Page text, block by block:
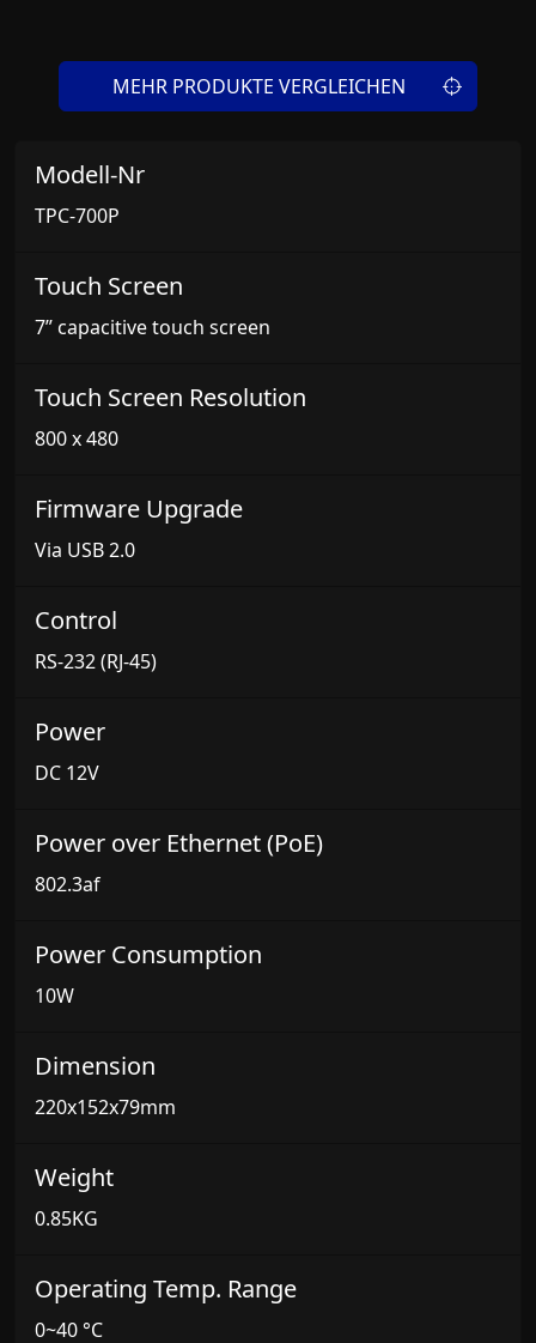
MEHR PRODUKTE VERGLEICHEN
Modell-Nr
TPC-700P
Touch Screen
7” capacitive touch screen
Touch Screen Resolution
800 x 480
Firmware Upgrade
Via USB 2.0
Control
RS-232 (RJ-45)
Power
DC 12V
Power over Ethernet (PoE)
802.3af
Power Consumption
10W
Dimension
220x152x79mm
Weight
0.85KG
Operating Temp. Range
0~40 °C